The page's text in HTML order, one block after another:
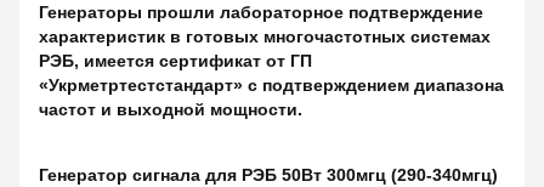
Генераторы прошли лабораторное подтверждение
характеристик в готовых многочастотных системах
РЭБ, имеется сертификат от ГП
«Укрметртестстандарт» с подтверждением диапазона
частот и выходной мощности.
Генератор сигнала для РЭБ 50Вт 300мгц (290-340мгц)